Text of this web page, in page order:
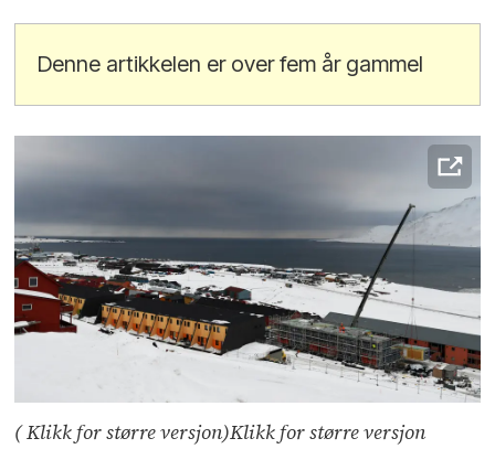
Denne artikkelen er over fem år gammel
( Klikk for større versjon)Klikk for større versjon